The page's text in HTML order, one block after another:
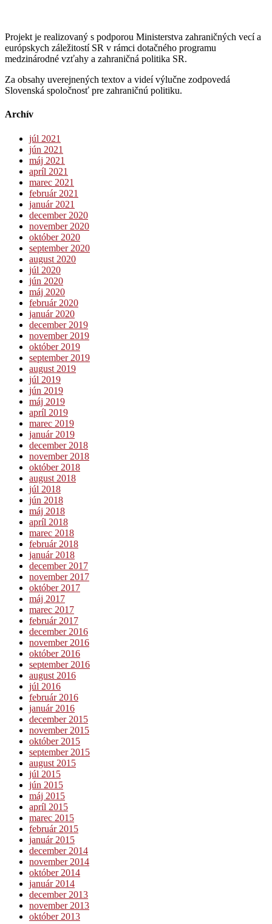
Projekt je realizovaný s podporou Ministerstva zahraničných vecí a
európskych záležitostí SR v rámci dotačného programu
medzinárodné vzťahy a zahraničná politika SR.
Za obsahy uverejnených textov a videí výlučne zodpovedá
Slovenská spoločnosť pre zahraničnú politiku.
Archív
júl 2021
jún 2021
máj 2021
apríl 2021
marec 2021
február 2021
január 2021
december 2020
november 2020
október 2020
september 2020
august 2020
júl 2020
jún 2020
máj 2020
február 2020
január 2020
december 2019
november 2019
október 2019
september 2019
august 2019
júl 2019
jún 2019
máj 2019
apríl 2019
marec 2019
január 2019
december 2018
november 2018
október 2018
august 2018
júl 2018
jún 2018
máj 2018
apríl 2018
marec 2018
február 2018
január 2018
december 2017
november 2017
október 2017
máj 2017
marec 2017
február 2017
december 2016
november 2016
október 2016
september 2016
august 2016
júl 2016
február 2016
január 2016
december 2015
november 2015
október 2015
september 2015
august 2015
júl 2015
jún 2015
máj 2015
apríl 2015
marec 2015
február 2015
január 2015
december 2014
november 2014
október 2014
január 2014
december 2013
november 2013
október 2013